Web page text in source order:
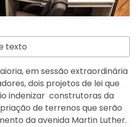
texto
em sessão extraordinária
dois projetos de lei que
indenizar construtoras da
de terrenos que serão
da avenida Martin Luther.